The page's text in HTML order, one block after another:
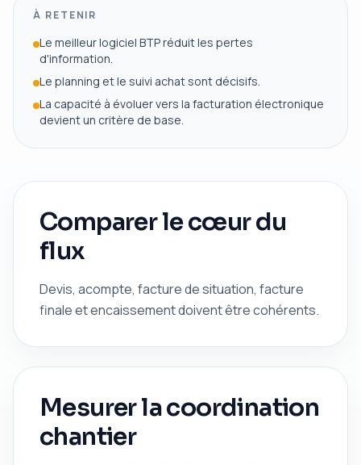
À RETENIR
Le meilleur logiciel BTP réduit les pertes
d'information.
Le planning et le suivi achat sont décisifs.
La capacité à évoluer vers la facturation électronique
devient un critère de base.
Comparer le cœur du
flux
Devis, acompte, facture de situation, facture
finale et encaissement doivent être cohérents.
Mesurer la coordination
chantier